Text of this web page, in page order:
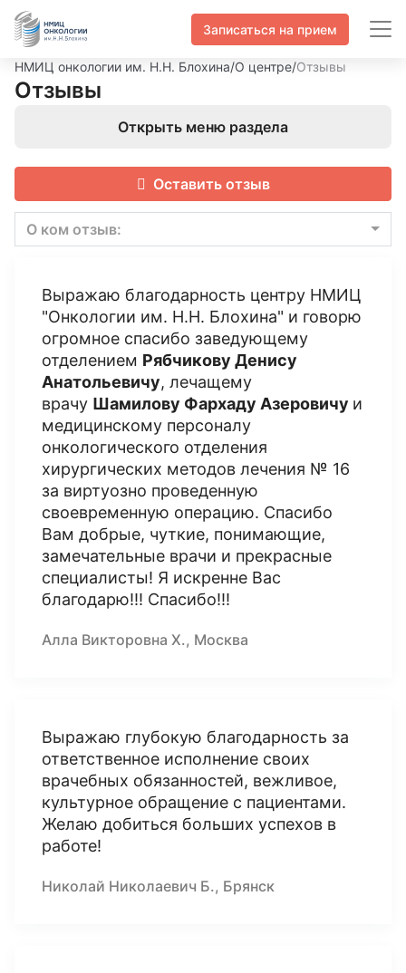
Записаться на прием
НМИЦ онкологии им. Н.Н. Блохина/О центре/Отзывы
Отзывы
Открыть меню раздела
Оставить отзыв
О ком отзыв:
Выражаю благодарность центру НМИЦ
"Онкологии им. Н.Н. Блохина" и говорю
огромное спасибо заведующему
отделением Рябчикову Денису
Анатольевичу, лечащему
врачу Шамилову Фархаду Азеровичу и
медицинскому персоналу
онкологического отделения
хирургических методов лечения № 16
за виртуозно проведенную
своевременную операцию. Спасибо
Вам добрые, чуткие, понимающие,
замечательные врачи и прекрасные
специалисты! Я искренне Вас
благодарю!!! Спасибо!!!
Алла Викторовна Х., Москва
Выражаю глубокую благодарность за
ответственное исполнение своих
врачебных обязанностей, вежливое,
культурное обращение с пациентами.
Желаю добиться больших успехов в
работе!
Николай Николаевич Б., Брянск